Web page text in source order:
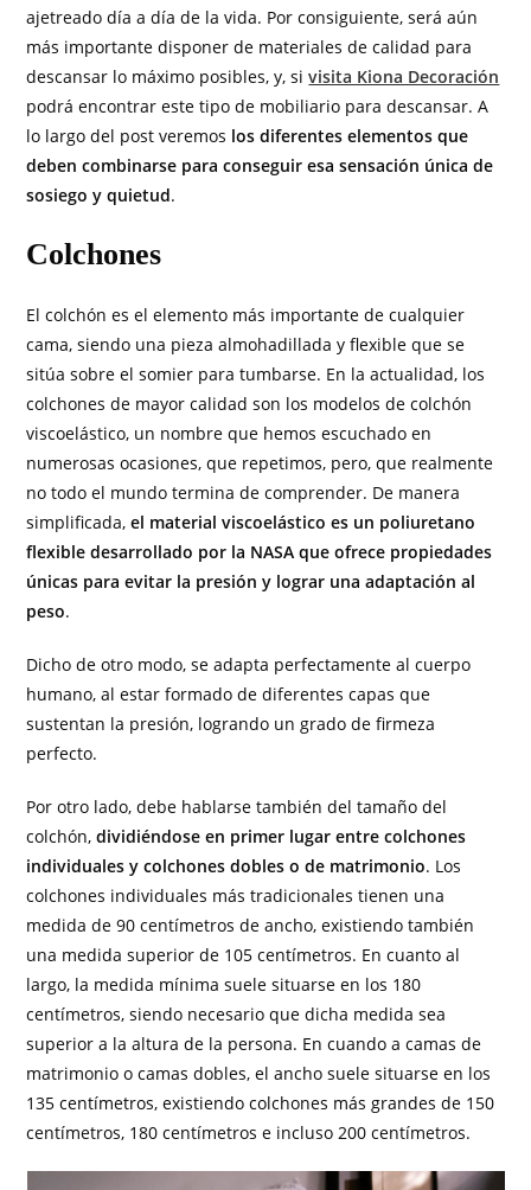
ajetreado día a día de la vida. Por consiguiente, será aún
más importante disponer de materiales de calidad para
descansar lo máximo posibles, y, sivisita Kiona Decoración
podrá encontrar este tipo de mobiliario para descansar. A
lo largo del post veremos los diferentes elementos que
deben combinarse para conseguiresa sensación única de
sosiego y quietud.
Colchones
El colchón es el elemento más importante de cualquier
cama, siendo una pieza almohadillada y flexible que se
sitúa sobre el somier para tumbarse. En la actualidad, los
colchones de mayor calidad son los modelos de colchón
viscoelástico, un nombre que hemos escuchado en
numerosas ocasiones, que repetimos, pero, que realmente
no todo el mundo termina de comprender. De manera
simplificada,el material viscoelástico es un poliuretano
flexible desarrollado por la NASA que ofrece propiedades
únicas para evitar la presión y lograr una adaptación al
peso.
Dicho de otro modo, se adapta perfectamente al cuerpo
humano, al estar formado de diferentes capas que
sustentan la presión, logrando un grado de firmeza
perfecto.
Por otro lado, debe hablarse también del tamaño del
colchón, dividiéndose en primer lugar entre colchones
individuales y colchones dobles o de matrimonio. Los
colchones individuales más tradicionales tienen una
medida de 90 centímetros de ancho, existiendo también
una medida superior de 105 centímetros. En cuanto al
largo, la medida mínima suele situarse en los 180
centímetros, siendo necesario que dicha medida sea
superior a la altura de la persona. En cuando a camas de
matrimonio o camas dobles, el ancho suele situarse en los
135 centímetros, existiendo colchones más grandes de 150
centímetros, 180 centímetros e incluso 200 centímetros.